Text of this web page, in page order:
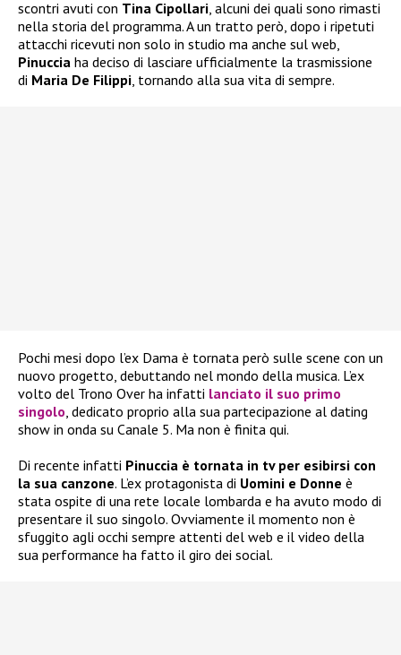
scontri avuti con Tina Cipollari, alcuni dei quali sono rimasti
nella storia del programma. A un tratto però, dopo i ripetuti
attacchi ricevuti non solo in studio ma anche sul web,
Pinuccia ha deciso di lasciare ufficialmente la trasmissione
di Maria De Filippi, tornando alla sua vita di sempre.
Pochi mesi dopo l’ex Dama è tornata però sulle scene con un
nuovo progetto, debuttando nel mondo della musica. L’ex
volto del Trono Over ha infatti lanciato il suo primo
singolo, dedicato proprio alla sua partecipazione al dating
show in onda su Canale 5. Ma non è finita qui.
Di recente infatti Pinuccia è tornata in tv per esibirsi con
la sua canzone. L’ex protagonista di Uomini e Donne è
stata ospite di una rete locale lombarda e ha avuto modo di
presentare il suo singolo. Ovviamente il momento non è
sfuggito agli occhi sempre attenti del web e il video della
sua performance ha fatto il giro dei social.